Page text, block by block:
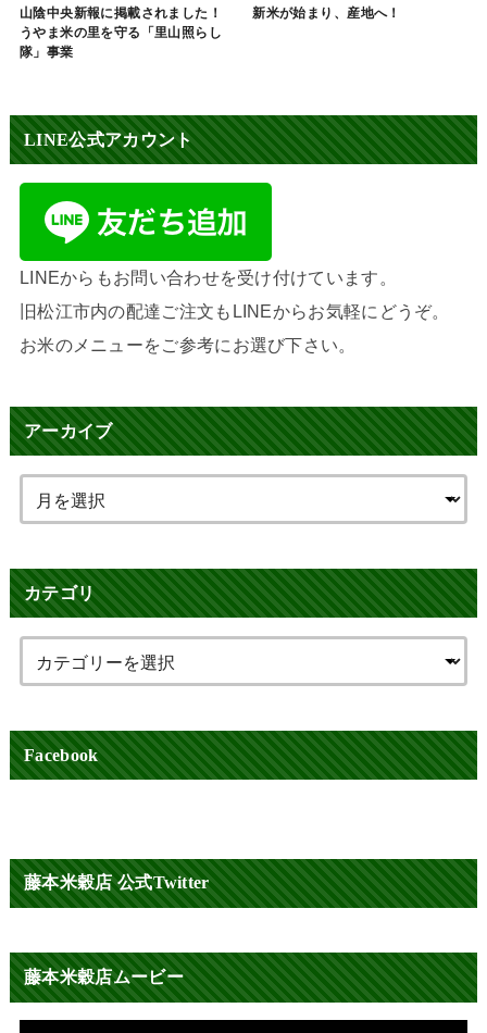
山陰中央新報に掲載されました！
うやま米の里を守る「里山照らし
隊」事業
新米が始まり、産地へ！
LINE公式アカウント
LINEからもお問い合わせを受け付けています。
旧松江市内の配達ご注文もLINEからお気軽にどうぞ。
お米のメニューをご参考にお選び下さい。
アーカイブ
カテゴリ
Facebook
藤本米穀店 公式Twitter
藤本米穀店ムービー